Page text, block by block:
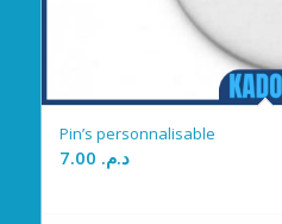
Pin’s personnalisable
د.م.